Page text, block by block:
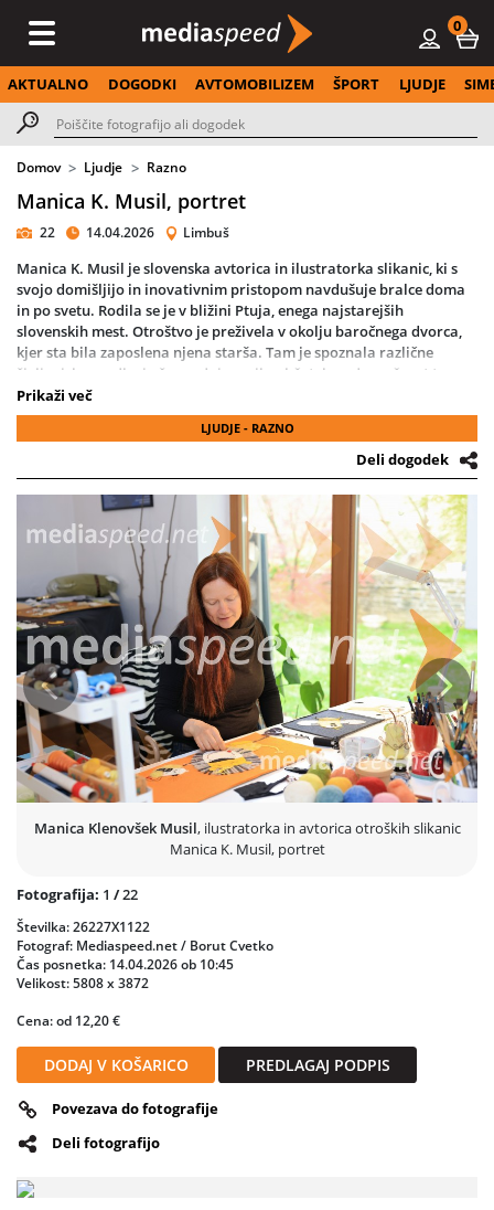
0
AKTUALNO DOGODKI AVTOMOBILIZEM ŠPORT LJUDJE
Domov Ljudje Razno
Manica K. Musil, portret
22 14.04.2026 Limbuš
Manica K. Musil je slovenska avtorica in ilustratorka slikanic, ki s
svojo domišljijo in inovativnim pristopom navdušuje bralce doma
in po svetu. Rodila se je v bližini Ptuja, enega najstarejših
slovenskih mest. Otroštvo je preživela v okolju baročnega dvorca,
kjer sta bila zaposlena njena starša. Tam je spoznala različne
življenjske zgodbe in že zgodaj razvila občutek za drugačnost ter
sprejemanje ljudi.
Po selitvi v Maribor je obiskovala gimnazijo in srednjo glasbeno
šolo. Pomemben del njenega življenja je bil klavir, ob katerem je
spoznavala dela velikih skladateljev, kot so Rahmaninov, Chopin in
Beethoven. Kljub ljubezni do glasbe se je odločila za študij
arhitekture, saj jo je privlačala možnost ustvarjanja lastnih idej.
Po študiju arhitekture je sodelovala pri številnih uspešnih projektih
in prejela več nagrad. Kasneje se je posvetila družini, vendar njena
ustvarjalnost ni zamrla. Leta 2011 se je vrnila k ustvarjanju in
začela izdajati slikanice. Med prvimi sta bili Mala arhitekta in
Čarobni svinčnik.
Njene knjige so hitro pritegnile pozornost tudi v tujini. Slikanice, kot
so Koza Cilka, Pobalinska pujsa, Slon Stane in Trije mucki in zmaj, so
bile prevedene in izdane v številnih državah, med drugim v Braziliji,
na Kitajskem, v Turčiji in Pakistanu.Posebnost njenega ustvarjanja
je tehnika ilustriranja. Namesto klasičnega risanja uporablja
šivanje, lepljenje, kvačkanje in druge ročne tehnike, s katerimi
ustvarja edinstvene tridimenzionalne podobe. Prav zaradi
izvirnosti in umetniške dovršenosti je Manica K. Musil danes ena
najbolj prepoznavnih slovenskih ustvarjalk slikanic.
Prikaži več
LJUDJE - RAZNO
Deli dogodek
Manica Klenovšek Musil, ilustratorka in avtorica otroških slikanic
Manica K. Musil, portret
Prejšnja
Fotografija: 1 /22
Številka: 26227X1122
Fotograf: Mediaspeed.net / Borut Cvetko
Čas posnetka: 14.04.2026 ob 10:45
Velikost: 5808 x 3872
Cena: od 12,20 €
DODAJ V KOŠARICO PREDLAGAJ PODPIS
Povezava do fotografije
Deli fotografijo